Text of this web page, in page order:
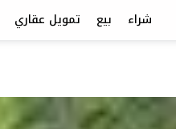
شراء بيع تمويل عقاري